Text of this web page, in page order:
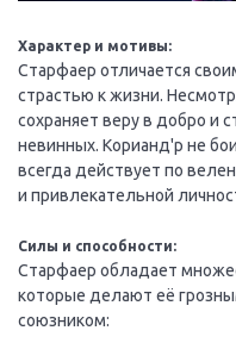
Характер и мотивы:
Старфаер отличается
страстью к жизни.
сохраняет веру в добро и
невинных. Корианд'р не
всегда действует по
и привлекательной
Силы и способности:
Старфаер обладает
которые делают её
союзником: